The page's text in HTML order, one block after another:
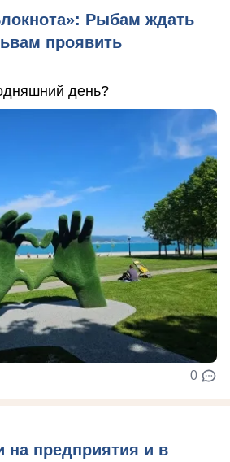
Рыбам ждать
проявить
день?
0
на предприятия и в